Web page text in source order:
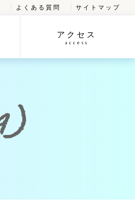
よくある質問 サイトマップ
アクセス
access